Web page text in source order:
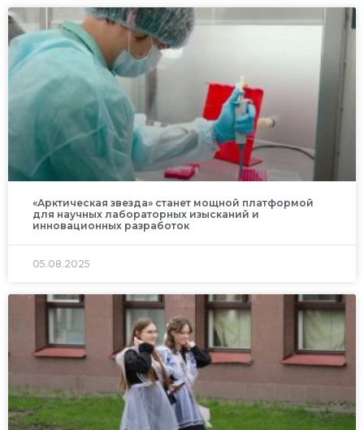
«Арктическая звезда» станет мощной платформой
для научных лабораторных изысканий и
инновационных разработок
05.08.2025